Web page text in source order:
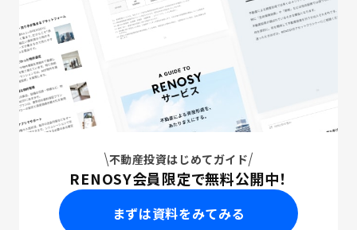
不動産投資はじめてガイド
RENOSY会員限定で無料公開中！
まずは資料をみてみる